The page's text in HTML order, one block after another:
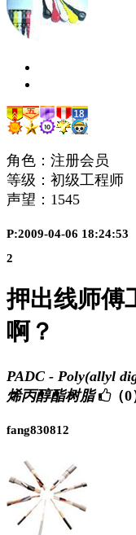
角色：注册会员
等级：初级工程师
声望： 1545
P:2009-04-06 18:24:53
2
押出线师傅
啊？
PADC - Poly(allyl
烯丙醇酯树脂
（0
fang830812